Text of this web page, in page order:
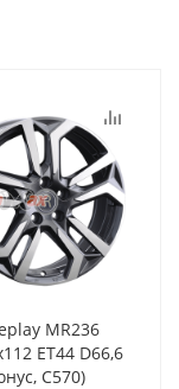
MR236
ET44 D66,6
C570)